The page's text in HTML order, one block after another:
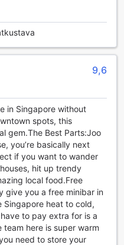
East Coastissa
vierailleen erinomaisia
Singaporessa
tarjoaa kätevän
ja valmiina viemään
matkalla
voit luottaa siihen,
ja turvallisesti.
täydellinen, ja
nauttimaan
Taksit
voit suunnitella päiväsi
Hotel East Coast on
parasta mahdollista
yksi esimerkki siitä,
vieraidensa
9,6
in Singapore without
spots, this
gem. ​The Best Parts: ​Joo
you’re basically next
if you want to wander
hit up trendy
local food. ​Free
give you a free minibar in
Singapore heat to cold,
to pay extra for is a
team here is super warm
need to store your